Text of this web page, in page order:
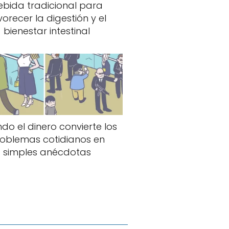
de los nuestros o
por una historia
que se trata de una de
de producción. El
de la aristocracia
que ayuda a transmitir la
Vestuario,
tradicional para
la digestión y el
bienestar intestinal
el dinero convierte los
cotidianos en
simples anécdotas